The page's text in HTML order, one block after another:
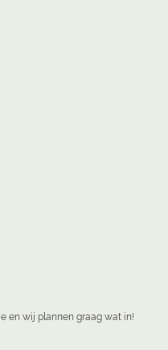
en wij plannen graag wat in!